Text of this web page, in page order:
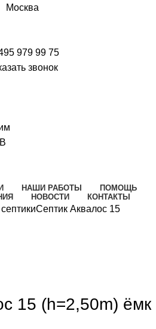
Москва
979 99 75
звонок
НАШИ РАБОТЫ
ПОМОЩЬ
НОВОСТИ КОНТАКТЫ
Септик Аквалос 15
15 (h=2,50m) ёмк